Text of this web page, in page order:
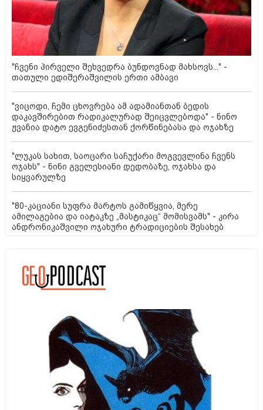
"ჩვენი პირველი შეხვედრა ბუნდოვნად მახსოვს..." -
თათული ედიშერაშვილის ერთი ამბავი
"ვიცოდი, ჩემი ცხოვრება ამ ადამიანთან ბედის
დაკავშირებით რადიკალურად შეიცვლებოდა" - ნინო
ჟვანია დატო ევგენიძესთან ქორწინებასა და ოჯახზე
"ლუკას სახით, საოცარი საჩუქარი მოგვევლინა ჩვენს
ოჯახს" - ნინი გველესიანი დედობაზე, ოჯახსა და
სიყვარულზე
"80-კაციანი სუფრა მარტოს გამიწყვია, მერე
ამილაგებია და იატაკზე „მასტიკაც“ მომისვამს" - კირა
ანდრონიკაშვილი ოჯახური ტრადიციების შესახებ